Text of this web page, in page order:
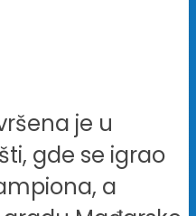
je u
gde se igrao
a